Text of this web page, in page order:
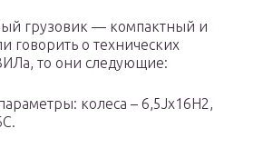
грузовик — компактный и
говорить о технических
то они следующие:
колеса – 6,5Jх16Н2,